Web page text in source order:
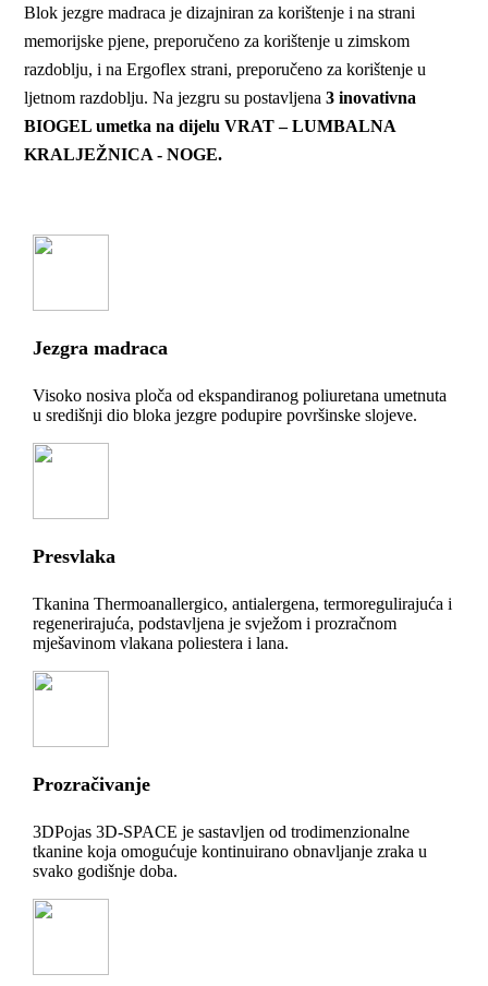
Blok jezgre madraca je dizajniran za korištenje i na strani
memorijske pjene, preporučeno za korištenje u zimskom
razdoblju, i na Ergoflex strani, preporučeno za korištenje u
ljetnom razdoblju. Na jezgru su postavljena 3 inovativna
BIOGEL umetka na dijelu VRAT – LUMBALNA
KRALJEŽNICA - NOGE.
Jezgra madraca
Visoko nosiva ploča od ekspandiranog poliuretana umetnuta
u središnji dio bloka jezgre podupire površinske slojeve.
Presvlaka
Tkanina Thermoanallergico, antialergena, termoregulirajuća i
regenerirajuća, podstavljena je svježom i prozračnom
mješavinom vlakana poliestera i lana.
Prozračivanje
3DPojas 3D-SPACE je sastavljen od trodimenzionalne
tkanine koja omogućuje kontinuirano obnavljanje zraka u
svako godišnje doba.